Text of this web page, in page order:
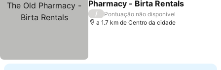
Pharmacy - Birta Rentals
Ver preços
/
Pontuação não disponível
a 1.7 km de Centro da cidade